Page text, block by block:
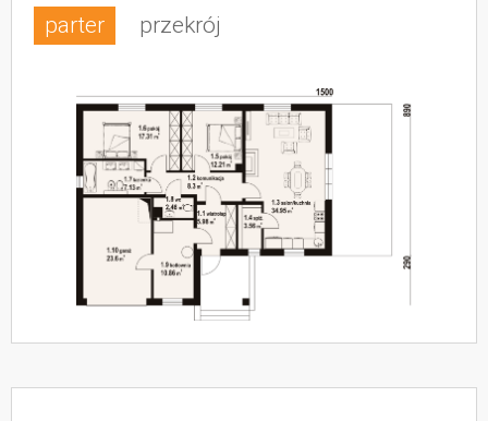
parter przekrój